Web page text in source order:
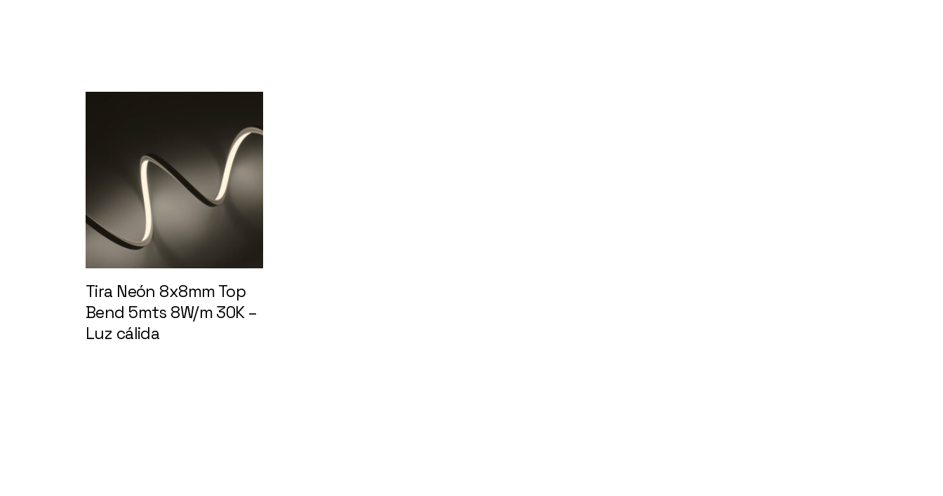
Tira Neón 8x8mm Top
Bend 5mts 8W/m 30K –
Luz cálida